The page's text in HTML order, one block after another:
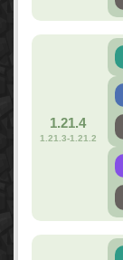
1.21.4
1.21.3-1.21.2